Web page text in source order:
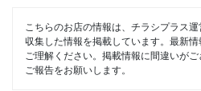
こちらのお店の情報は、チラシプラス
収集した情報を掲載しています。最新
ご理解ください。掲載情報に間違いが
ご報告をお願いします。